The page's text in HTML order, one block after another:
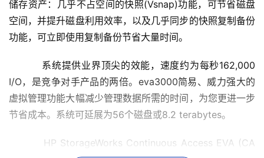
储存资产：几乎不占空间的快照(Vsnap)功能，可节省磁盘
空间，并提升磁盘利用效率，以及几乎同步的快照复制备份
功能，可立即使用复制备份节省大量时间。
系统提供业界顶尖的效能，速度约为每秒162,000
I/O，是竞争对手产品的两倍。eva3000简易、威力强大的
虚拟管理功能大幅减少管理数据所需的时间，为您更进一步
节省成本。系统可延展为56个磁盘或8.2 terabytes。
HP StorageWorks Continuous Access EVA (CA